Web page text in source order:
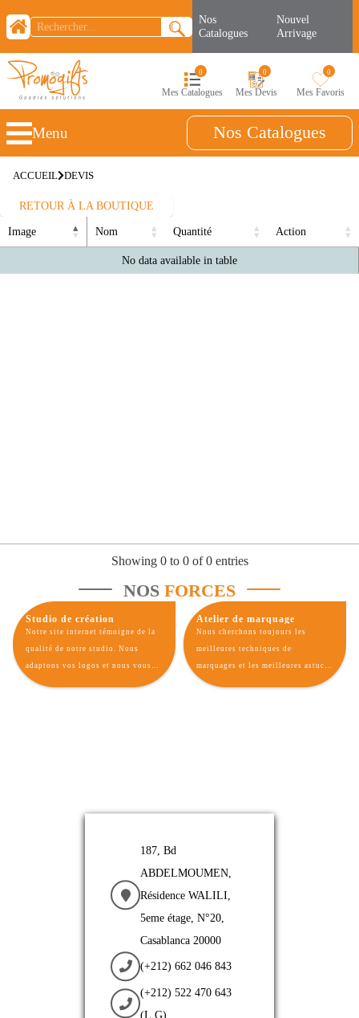
Nos
Catalogues
Nouvel
Arrivage
0
Mes Catalogues
0
Mes Devis
0
Mes Favoris
Menu Nos Catalogues
ACCUEIL DEVIS
RETOUR À LA BOUTIQUE
Image
Nom Quantité
Action
Quantité
No data available in table
Showing 0 to 0 of 0 entries
NOS FORCES
Studio de création
Notre site internet témoigne de la
qualité de notre studio. Nous
adaptons vos logos et nous vous
rapprochons au maximum du rendu
Atelier de marquage
Nous cherchons toujours les
meilleures techniques de
marquages et les meilleures astuces
afin de vous offrir un rendu parfait
187, Bd
ABDELMOUMEN,
Résidence WALILI,
5eme étage, N°20,
Casablanca 20000
(+212) 662 046 843
(+212) 522 470 643
(L.G)